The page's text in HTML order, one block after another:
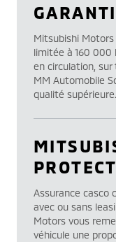
Mitsubishi Motors
limitée à 160 000
en circulation,
MM Automobile
qualité supérieure.
PROTECT
Assurance casco
avec ou sans
Motors vous
véhicule une